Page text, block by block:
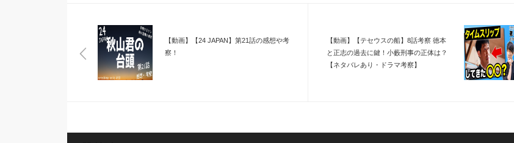
【動画】【24 JAPAN】第21話の感想や考
察！
【動画】【テセウスの船】8話考察 徳本
と正志の過去に鍵！小藪刑事の正体は？
【ネタバレあり・ドラマ考察】